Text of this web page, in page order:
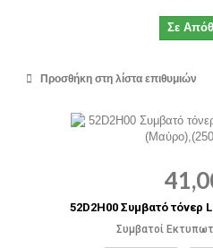
Σε
Προσθήκη στη λίστα επιθυμιών
52D2H00 Συμβατό τόνερ
Συμβατοί